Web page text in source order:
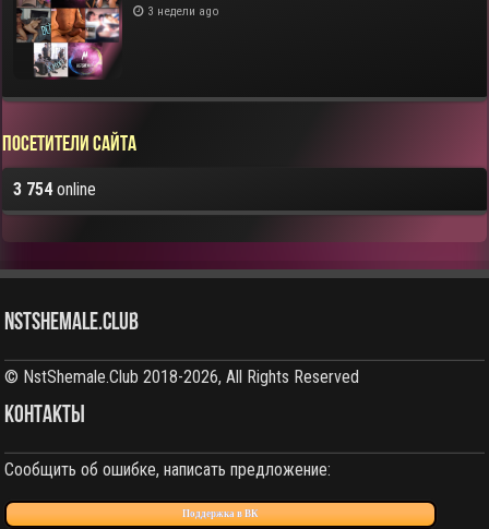
3 недели ago
Посетители сайта
3 754online
NstShemale.Club
© NstShemale.Club 2018-2026, All Rights Reserved
КОНТАКТЫ
Сообщить об ошибке, написать предложение:
Поддержка в ВК